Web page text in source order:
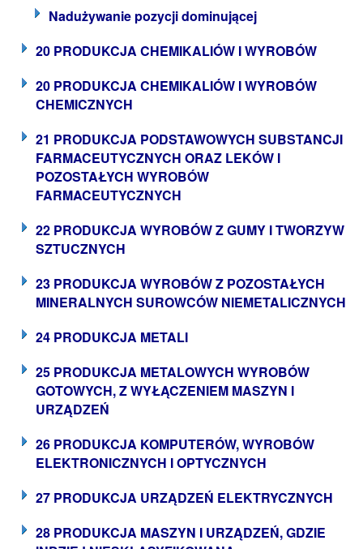
Nadużywanie pozycji dominującej
20 PRODUKCJA CHEMIKALIÓW I WYROBÓW
20 PRODUKCJA CHEMIKALIÓW I WYROBÓW
CHEMICZNYCH
21 PRODUKCJA PODSTAWOWYCH SUBSTANCJI
FARMACEUTYCZNYCH ORAZ LEKÓW I
POZOSTAŁYCH WYROBÓW
FARMACEUTYCZNYCH
22 PRODUKCJA WYROBÓW Z GUMY I TWORZYW
SZTUCZNYCH
23 PRODUKCJA WYROBÓW Z POZOSTAŁYCH
MINERALNYCH SUROWCÓW NIEMETALICZNYCH
24 PRODUKCJA METALI
25 PRODUKCJA METALOWYCH WYROBÓW
GOTOWYCH, Z WYŁĄCZENIEM MASZYN I
URZĄDZEŃ
26 PRODUKCJA KOMPUTERÓW, WYROBÓW
ELEKTRONICZNYCH I OPTYCZNYCH
27 PRODUKCJA URZĄDZEŃ ELEKTRYCZNYCH
28 PRODUKCJA MASZYN I URZĄDZEŃ, GDZIE